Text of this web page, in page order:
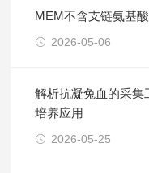
MEM不含支链氨基
2026-05-06
解析抗凝兔血的采集
培养应用
2026-05-25